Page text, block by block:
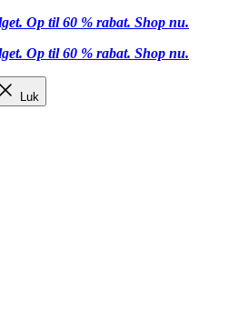
Op til 60 % rabat. Shop nu.
Op til 60 % rabat. Shop nu.
Luk